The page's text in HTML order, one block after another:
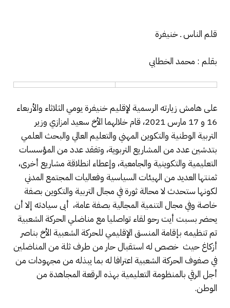
قلم الناس ـ خنيفرة
بقلم : محمد الخطابي
على هامش زيارته الرسمية لإقليم خنيفرة يومي الثلاثاء والأربعاء
16 و 17 مارس 2021، قام خلالهما الأخ سعيد امزازي وزير
التربية الوطنية والتكوين المهني والتعليم العالي والبحث العلمي
بتدشين عدد من المشاريع التربوية، وتفقد عدد من المؤسسات
التعليمية والتكوينية والجامعية، وإعطاء انطلاقة مشاريع أخرى،
ثمنتها العديد من الهيئات السياسية وفعاليات المجتمع المدني
لكونها ستحدث لا محالة ثورة في مجال التربية والتكوين بصفة
خاصة وفي مجال التنمية المجالية بصفة عامة، أبى سيادته إلا أن
يحضر بسبت أيت رحو لقاء تواصليا مع مناضلي الحركة الشعبية
تم تنظيمه بإقامة المنسق الإقليمي للحركة الشعبية الأخ بناصر
أزكاغ حيث خصص له استقبال حار من طرف ثلة من المناضلين
في صفوف الحركة الشعبية اعترافا له بما يبذله من مجهودات من
أجل الرقي بالمنظومة التعليمية بهذه الرقعة المجاهدة من
الوطن.